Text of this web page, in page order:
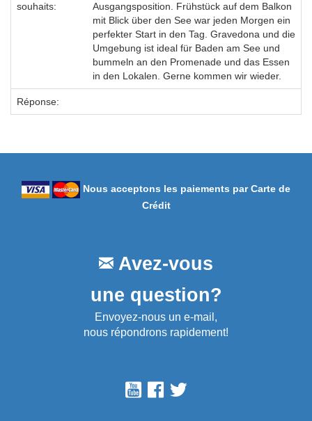
souhaits:
Ausgangsposition. Frühstück auf dem Balkon
mit Blick über den See war jeden Morgen ein
perfekter Start in den Tag. Gravedona und die
Umgebung ist ideal für Baden am See und
bummeln an den Promenade und das Essen
in den Lokalen. Gerne kommen wir wieder.
Réponse:
Nous acceptons les paiements par Carte de
Crédit
Avez-vous
une question?
Envoyez-nous un e-mail,
nous répondrons rapidement!